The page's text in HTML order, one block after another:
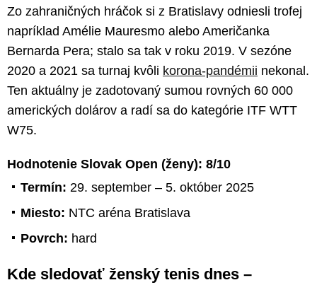
Zo zahraničných hráčok si z Bratislavy odniesli trofej
napríklad Amélie Mauresmo alebo Američanka
Bernarda Pera; stalo sa tak v roku 2019. V sezóne
2020 a 2021 sa turnaj kvôli korona-pandémii nekonal.
Ten aktuálny je zadotovaný sumou rovných 60 000
amerických dolárov a radí sa do kategórie ITF WTT
W75.
Hodnotenie Slovak Open (ženy): 8/10
Termín: 29. september – 5. október 2025
Miesto: NTC aréna Bratislava
Povrch: hard
Kde sledovať ženský tenis dnes –